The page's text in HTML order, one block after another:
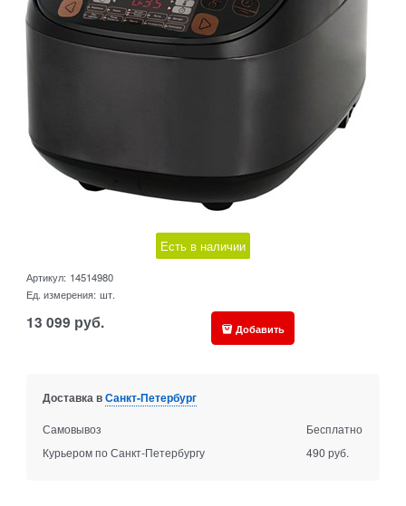
Есть в наличии
Артикул: 14514980
Ед. измерения: шт.
13 099 руб. Добавить
Доставка вСанкт-Петербург
Самовывоз
Бесплатно
Курьером по Санкт-Петербургу
490 руб.